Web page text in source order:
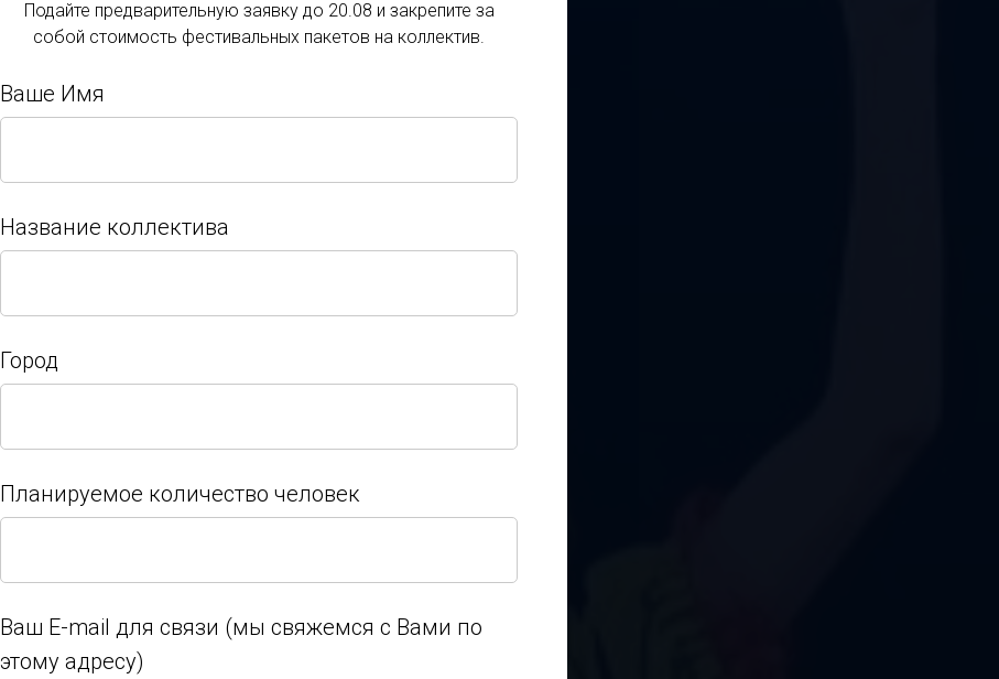
Подать заявку
Подайте предварительную заявку до 20.08 и закрепите за
собой стоимость фестивальных пакетов на коллектив.
Ваше Имя
Название коллектива
Город
Планируемое количество человек
Ваш E-mail для связи (мы свяжемся с Вами по
этому адресу)